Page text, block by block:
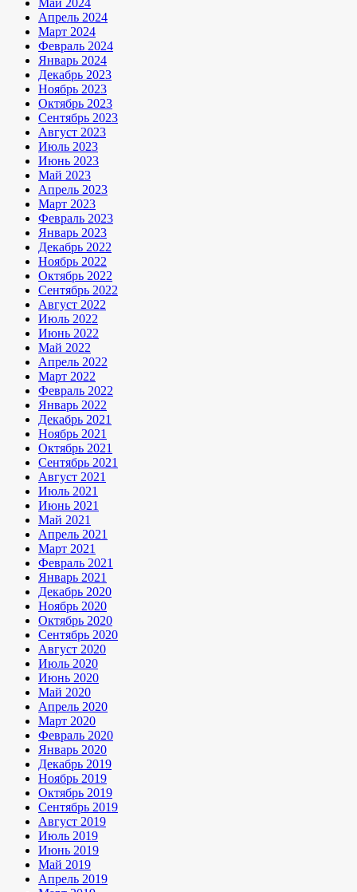
Май 2024
Апрель 2024
Март 2024
Февраль 2024
Январь 2024
Декабрь 2023
Ноябрь 2023
Октябрь 2023
Сентябрь 2023
Август 2023
Июль 2023
Июнь 2023
Май 2023
Апрель 2023
Март 2023
Февраль 2023
Январь 2023
Декабрь 2022
Ноябрь 2022
Октябрь 2022
Сентябрь 2022
Август 2022
Июль 2022
Июнь 2022
Май 2022
Апрель 2022
Март 2022
Февраль 2022
Январь 2022
Декабрь 2021
Ноябрь 2021
Октябрь 2021
Сентябрь 2021
Август 2021
Июль 2021
Июнь 2021
Май 2021
Апрель 2021
Март 2021
Февраль 2021
Январь 2021
Декабрь 2020
Ноябрь 2020
Октябрь 2020
Сентябрь 2020
Август 2020
Июль 2020
Июнь 2020
Май 2020
Апрель 2020
Март 2020
Февраль 2020
Январь 2020
Декабрь 2019
Ноябрь 2019
Октябрь 2019
Сентябрь 2019
Август 2019
Июль 2019
Июнь 2019
Май 2019
Апрель 2019